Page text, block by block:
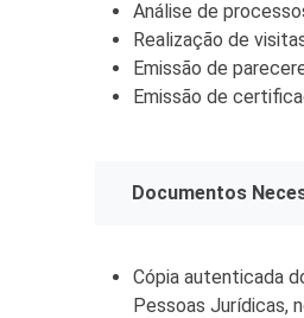
Análise de
Realização de
Emissão de
Emissão de
Documentos
Cópia autenticada
Pessoas Jurídicas,